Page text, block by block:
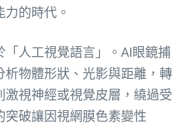
的時代。
人工視覺語言」。AI眼鏡捕
析物體形狀、光影與距離，轉
激視神經或視覺皮層，繞過受
突破讓因視網膜色素變性